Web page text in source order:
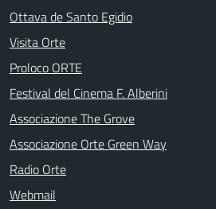
Ottava de Santo Egidio
Visita Orte
Proloco ORTE
Festival del Cinema F. Alberini
Associazione The Grove
Associazione Orte Green Way
Radio Orte
Webmail